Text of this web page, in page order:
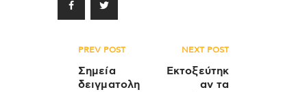
Πλοήγηση
άρθρων
PREV POST
Σημεία
δειγματολη
NEXT POST
Εκτοξεύτηκ
αν τα